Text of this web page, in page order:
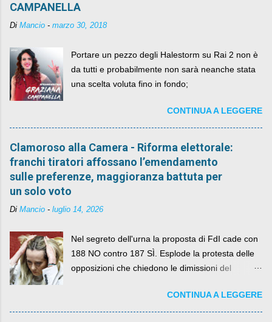
CAMPANELLA
Di Mancio - marzo 30, 2018
Portare un pezzo degli Halestorm su Rai 2 non è
da tutti e probabilmente non sarà neanche stata
una scelta voluta fino in fondo;
CONTINUA A LEGGERE
Clamoroso alla Camera - Riforma elettorale:
franchi tiratori affossano l’emendamento
sulle preferenze, maggioranza battuta per
un solo voto
Di Mancio - luglio 14, 2026
Nel segreto dell'urna la proposta di FdI cade con
188 NO contro 187 SÌ. Esplode la protesta delle
opposizioni che chiedono le dimissioni del
CONTINUA A LEGGERE